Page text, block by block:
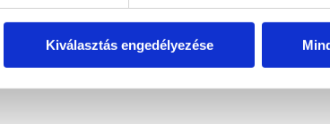
Kiválasztás engedélyezése